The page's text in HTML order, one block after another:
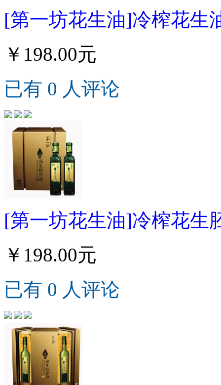
[第一坊花生油]冷榨花生
￥198.00元
已有 0 人评论
[第一坊花生油]冷榨花生
￥198.00元
已有 0 人评论